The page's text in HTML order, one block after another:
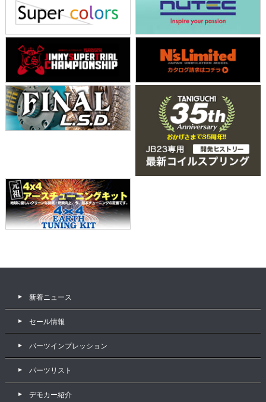
新着ニュース
セール情報
パーツインプレッション
パーツリスト
デモカー紹介